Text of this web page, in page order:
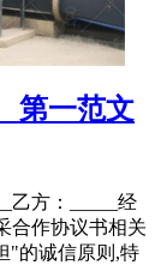
第一范文
乙方：_____经
合作协议书相关
"的诚信原则,特